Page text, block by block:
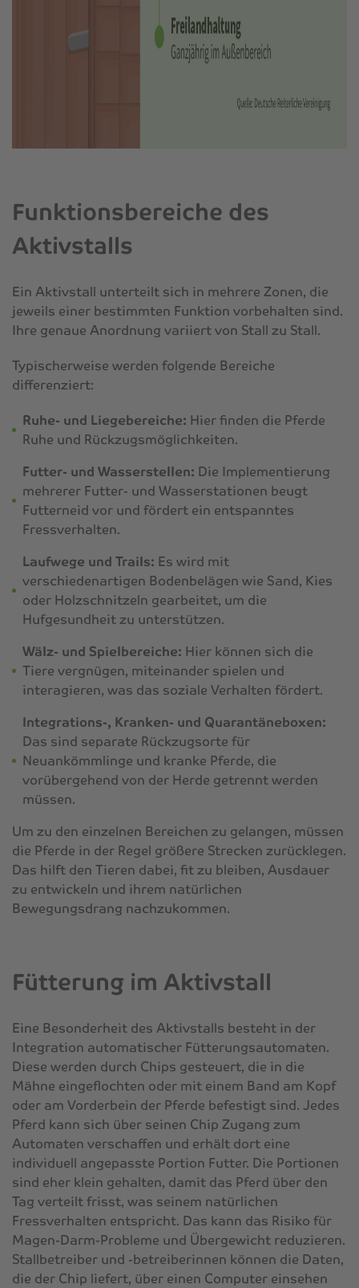
Funktionsbereiche des
Aktivstalls
Ein Aktivstall unterteilt sich in mehrere Zonen, die
jeweils einer bestimmten Funktion vorbehalten sind.
Ihre genaue Anordnung variiert von Stall zu Stall.
Typischerweise werden folgende Bereiche
differenziert:
Ruhe- und Liegebereiche: Hier finden die Pferde
Ruhe und Rückzugsmöglichkeiten.
Futter- und Wasserstellen: Die Implementierung
mehrerer Futter- und Wasserstationen beugt
Futterneid vor und fördert ein entspanntes
Fressverhalten.
Laufwege und Trails: Es wird mit
verschiedenartigen Bodenbelägen wie Sand, Kies
oder Holzschnitzeln gearbeitet, um die
Hufgesundheit zu unterstützen.
Wälz- und Spielbereiche: Hier können sich die
Tiere vergnügen, miteinander spielen und
interagieren, was das soziale Verhalten fördert.
Integrations-, Kranken- und Quarantäneboxen:
Das sind separate Rückzugsorte für
Neuankömmlinge und kranke Pferde, die
vorübergehend von der Herde getrennt werden
müssen.
Um zu den einzelnen Bereichen zu gelangen, müssen
die Pferde in der Regel größere Strecken zurücklegen.
Das hilft den Tieren dabei, fit zu bleiben, Ausdauer
zu entwickeln und ihrem natürlichen
Bewegungsdrang nachzukommen.
Fütterung im Aktivstall
Eine Besonderheit des Aktivstalls besteht in der
Integration automatischer Fütterungsautomaten.
Diese werden durch Chips gesteuert, die in die
Mähne eingeflochten oder mit einem Band am Kopf
oder am Vorderbein der Pferde befestigt sind. Jedes
Pferd kann sich über seinen Chip Zugang zum
Automaten verschaffen und erhält dort eine
individuell angepasste Portion Futter. Die Portionen
sind eher klein gehalten, damit das Pferd über den
Tag verteilt frisst, was seinem natürlichen
Fressverhalten entspricht. Das kann das Risiko für
Magen-Darm-Probleme und Übergewicht reduzieren.
Stallbetreiber und -betreiberinnen können die Daten,
die der Chip liefert, über einen Computer einsehen